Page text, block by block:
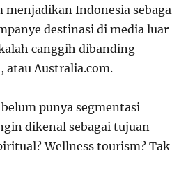
menjadikan Indonesia
destinasi di media luar
canggih dibanding
atau Australia.com.
belum punya segmentasi
dikenal sebagai tujuan
Wellness tourism? Tak